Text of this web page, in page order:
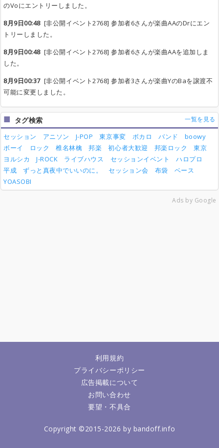
のVoにエントリーしました。
8月9日00:48[非公開イベント2768] 参加者6さんが楽曲AAのDrにエン
トリーしました。
8月9日00:48[非公開イベント2768] 参加者6さんが楽曲AAを追加しま
した。
8月9日00:37[非公開イベント2768] 参加者3さんが楽曲YのBaを譲渡不
可能に変更しました。
タグ検索 一覧を見る
セッション アニソン J-POP 東京事変 ボカロ バンド
boowy
ボーイ
ロック 椎名林檎 邦楽 初心者大歓迎 邦楽ロック
東京
ヨルシカ
J-ROCK ライブハウス セッションイベント
ハロプロ
平成
ずっと真夜中でいいのに。 セッション会 布袋
ベース
YOASOBI
Ads by Google
利用規約
プライバシーポリシー
広告掲載について
お問い合わせ
要望・不具合
Copyright ©2015-2026 by bandoff.info